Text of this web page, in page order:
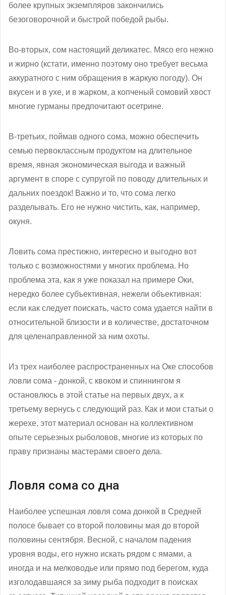
более крупных экземпляров закончились
безоговорочной и быстрой победой рыбы.
Во-вторых, сом настоящий деликатес. Мясо его нежно
и жирно (кстати, именно поэтому оно требует весьма
аккуратного с ним обращения в жаркую погоду). Он
вкусен и в ухе, и в жарком, а копченый сомовий хвост
многие гурманы предпочитают осетрине.
В-третьих, поймав одного сома, можно обеспечить
семью первоклассным продуктом на длительное
время, явная экономическая выгода и важный
аргумент в споре с супругой по поводу длительных и
дальних поездок! Важно и то, что сома легко
разделывать. Его не нужно чистить, как, например,
окуня.
Ловить сома престижно, интересно и выгодно вот
только с возможностями у многих проблема. Но
проблема эта, как я уже показал на примере Оки,
нередко более субъективная, нежели объективная:
если как следует поискать, часто сома удается найти в
относительной близости и в количестве, достаточном
для целенаправленной за ним охоты.
Из трех наиболее распространенных на Оке способов
ловли сома - донкой, с квоком и спиннингом я
остановлюсь в этой статье на первых двух, а к
третьему вернусь с следующий раз. Как и мои статьи о
жерехе, этот материал основан на коллективном
опыте серьезных рыболовов, многие из которых по
праву признаны мастерами своего дела.
Ловля сома со дна
Наиболее успешная ловля сома донкой в Средней
полосе бывает со второй половины мая до второй
половины сентября. Весной, с началом падения
уровня воды, его нужно искать рядом с ямами, а
иногда и на мелководье или прямо под берегом, куда
изголодавшаяся за зиму рыба подходит в поисках